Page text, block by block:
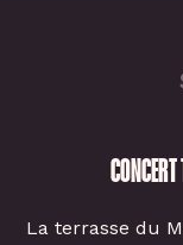
La terrasse du